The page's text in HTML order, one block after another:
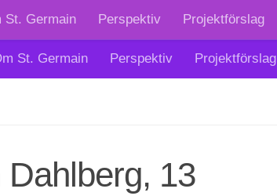
St. Germain Perspektiv Projektförslag
St. Germain Perspektiv Projektförslag
13